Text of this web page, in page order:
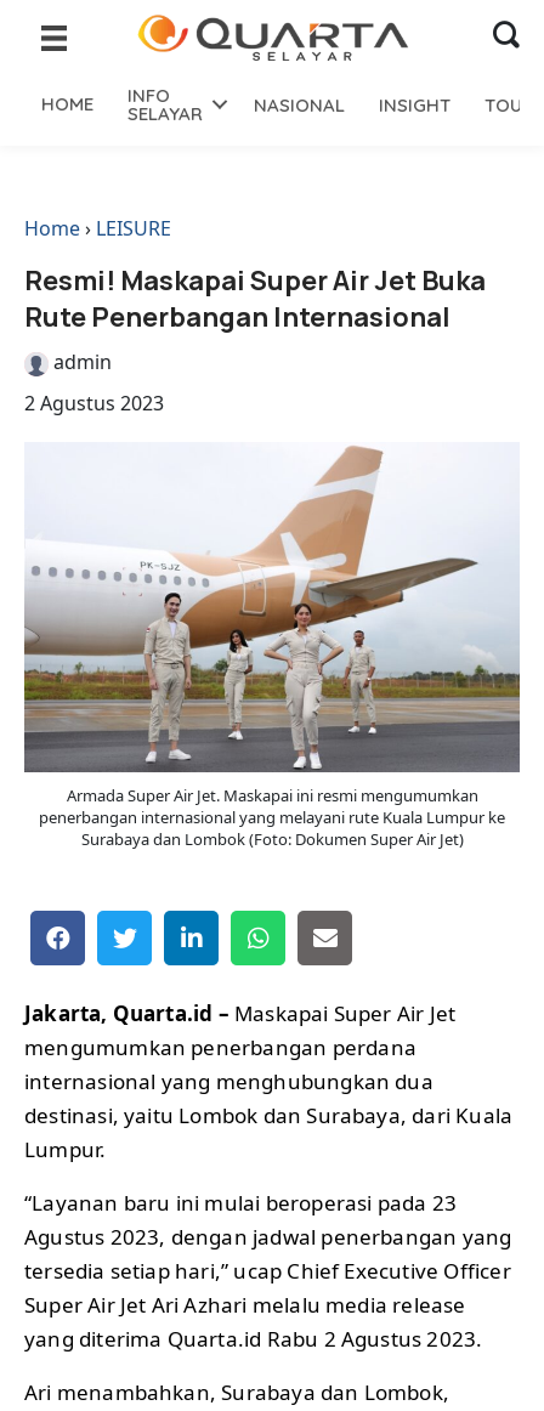
HOME INFO
SELAYAR NASIONAL INSIGHT
Home› LEISURE
Resmi! Maskapai Super Air Jet Buka
Rute Penerbangan Internasional
admin
2 Agustus 2023
Armada Super Air Jet. Maskapai ini resmi mengumumkan
penerbangan internasional yang melayani rute Kuala Lumpur ke
Surabaya dan Lombok (Foto: Dokumen Super Air Jet)
Jakarta, Quarta.id – Maskapai Super Air Jet
mengumumkan penerbangan perdana
internasional yang menghubungkan dua
destinasi, yaitu Lombok dan Surabaya, dari Kuala
Lumpur.
“Layanan baru ini mulai beroperasi pada 23
Agustus 2023, dengan jadwal penerbangan yang
tersedia setiap hari,” ucap Chief Executive Officer
Super Air Jet Ari Azhari melalu media release
yang diterima Quarta.id Rabu 2 Agustus 2023.
Ari menambahkan, Surabaya dan Lombok,